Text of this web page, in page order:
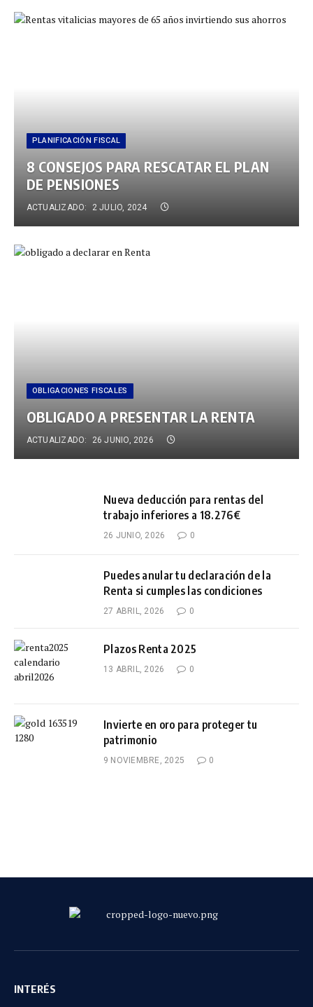
PLANIFICACIÓN FISCAL
8 CONSEJOS PARA RESCATAR EL PLAN
DE PENSIONES
ACTUALIZADO: 2 JULIO, 2024
OBLIGACIONES FISCALES
OBLIGADO A PRESENTAR LA RENTA
ACTUALIZADO: 26 JUNIO, 2026
Nueva deducción para rentas del
trabajo inferiores a 18.276€
26 JUNIO, 2026 0
Puedes anular tu declaración de la
Renta si cumples las condiciones
27 ABRIL, 2026 0
Plazos Renta 2025
13 ABRIL, 2026 0
Invierte en oro para proteger tu
patrimonio
9 NOVIEMBRE, 2025 0
INTERÉS